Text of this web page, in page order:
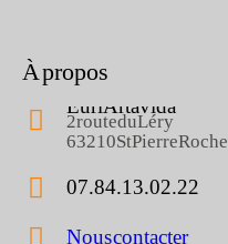
À propos
Eurl Artavida
2 route du Léry
63210 St Pierre Roche
07.84.13.02.22
Nous contacter